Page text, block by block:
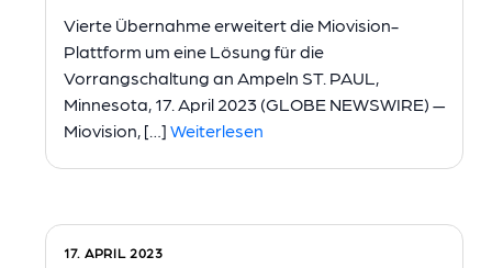
Vierte Übernahme erweitert die Miovision-
Plattform um eine Lösung für die
Vorrangschaltung an Ampeln ST. PAUL,
Minnesota, 17. April 2023 (GLOBE NEWSWIRE) —
Miovision, […] Weiterlesen
17. APRIL 2023